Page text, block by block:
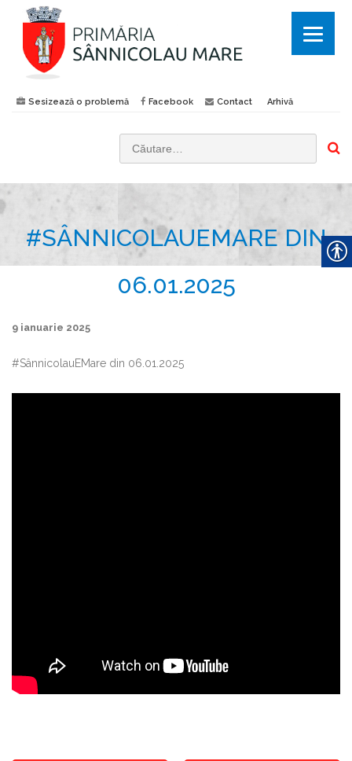
Sesizează o problemă Facebook Contact Arhivă
:
#SÂNNICOLAUEMARE DIN
06.01.2025
9 ianuarie 2025
#SânnicolauEMare din 06.01.2025